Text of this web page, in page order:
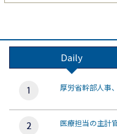
Daily
厚労省幹部人事
医療担当の主